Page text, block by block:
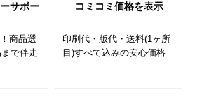
サポー
商品選
で伴走
コミコミ価格を表示
印刷代・版代・送料(1ヶ所
目)すべて込みの安心価格